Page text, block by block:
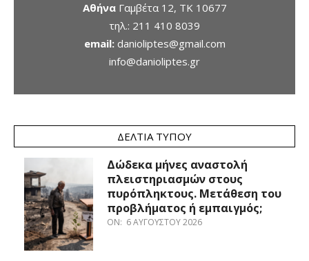
ΑθήναΓαμβέτα 12, ΤΚ 10677
τηλ.: 211 410 8039
email: danioliptes@gmail.com
info@danioliptes.gr
ΔΕΛΤΊΑ ΤΎΠΟΥ
Δώδεκα μήνες αναστολή
πλειστηριασμών στους
πυρόπληκτους. Μετάθεση του
προβλήματος ή εμπαιγμός;
ON: 6 ΑΥΓΟΎΣΤΟΥ 2026